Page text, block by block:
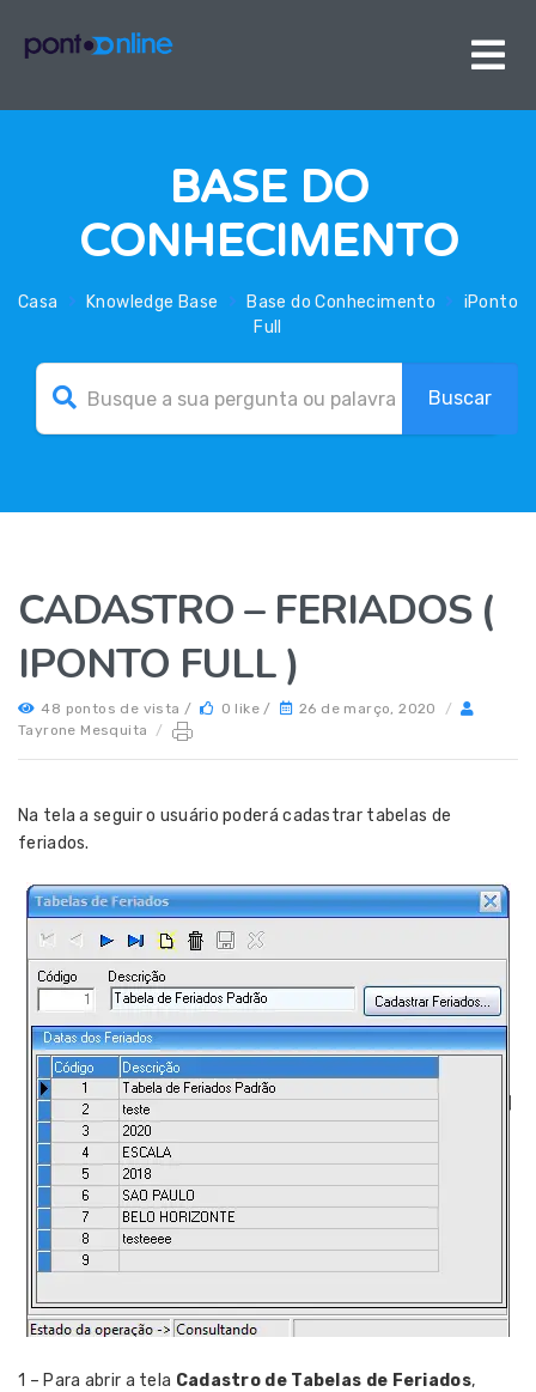
BASE DO
CONHECIMENTO
Casa Knowledge Base Base do Conhecimento
iPonto
Full
CADASTRO – FERIADOS (
IPONTO FULL )
48 pontos de vista / 0 like / 26 de março, 2020
/
Tayrone Mesquita
/
Na tela a seguir o usuário poderá cadastrar tabelas de
feriados.
1 – Para abrir a tela Cadastro de Tabelas de Feriados,